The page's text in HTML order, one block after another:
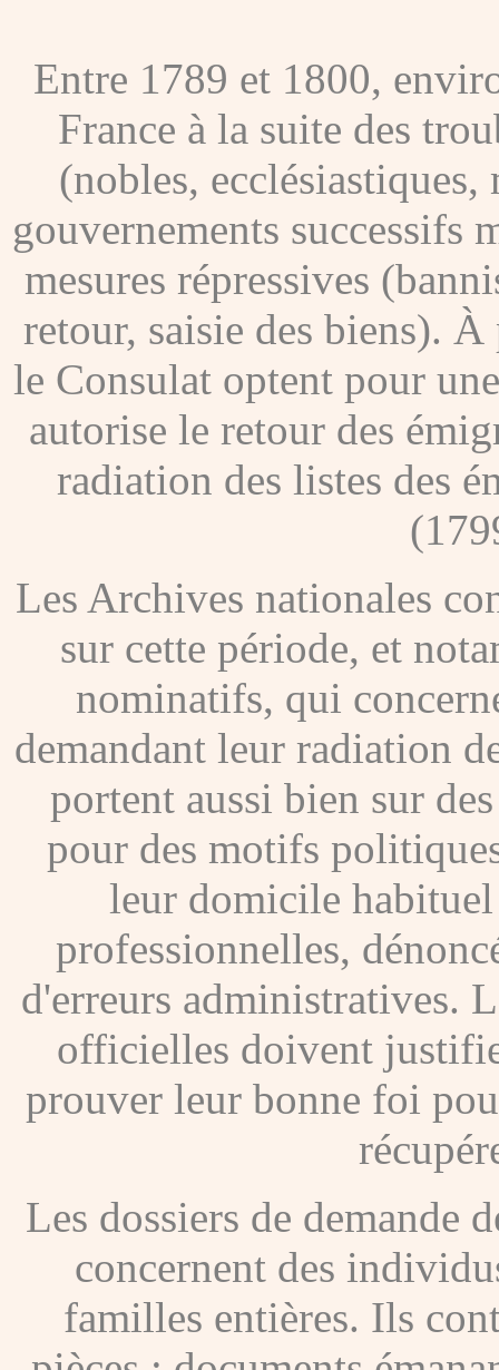
Entre 1789 et 1800,
France à la suite des
(nobles,
gouvernements successifs
mesures répressives
retour, saisie des biens).
le Consulat optent pour
autorise le retour des
radiation des listes des
Les Archives nationales
sur cette période, et
nominatifs, qui
demandant leur radiation
portent aussi bien sur
pour des motifs
leur domicile
professionnelles,
d'erreurs administratives.
officielles doivent
prouver leur bonne foi
Les dossiers de demande
concernent des
familles entières. Ils